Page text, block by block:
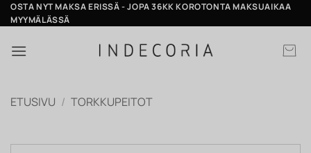
Skip
to
OSTA NYT MAKSA ERISSÄ - JOPA 36KK KOROTONTA MAKSUAIKAA
MYYMÄLÄSSÄ
ETUSIVU / TORKKUPEITOT